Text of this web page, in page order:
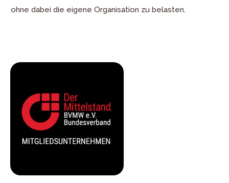
ohne dabei die eigene Organisation zu belasten.